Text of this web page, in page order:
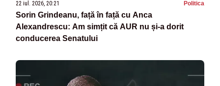
22 iul. 2026, 20:21 Politica
Sorin Grindeanu, față în față cu Anca
Alexandrescu: Am simțit că AUR nu și-a dorit
conducerea Senatului